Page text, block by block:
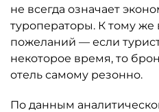
не всегда означает
туроператоры. К тому же
пожеланий — если
некоторое время, то
отель самому резонно.
По данным